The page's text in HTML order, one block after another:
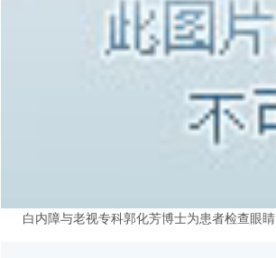
白内障与老视专科郭化芳博士为患者检查眼睛